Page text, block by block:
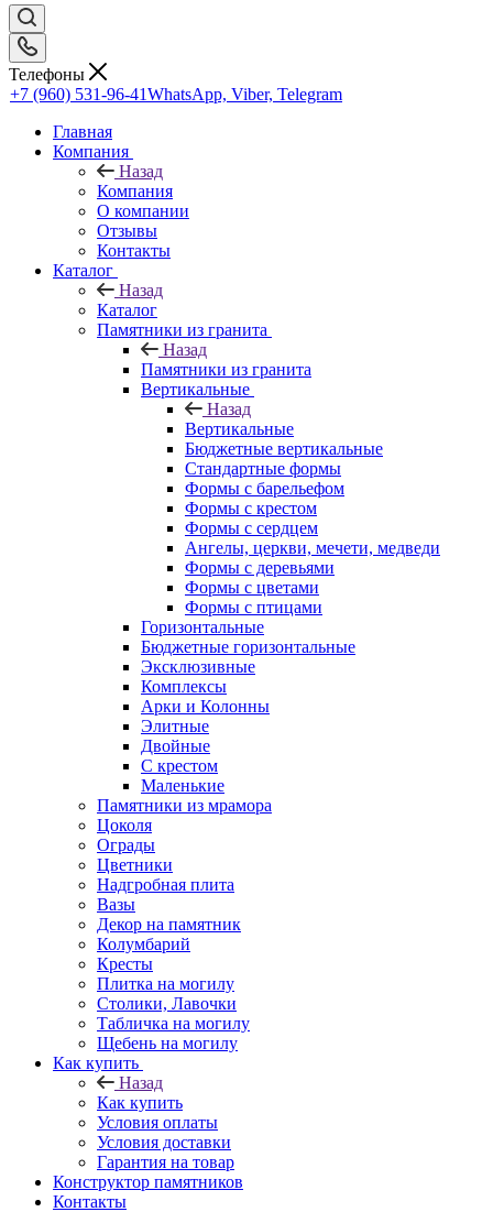
Телефоны
+7 (960) 531-96-41WhatsApp, Viber, Telegram
Главная
Компания
Назад
Компания
О компании
Отзывы
Контакты
Каталог
Назад
Каталог
Памятники из гранита
Назад
Памятники из гранита
Вертикальные
Назад
Вертикальные
Бюджетные вертикальные
Стандартные формы
Формы с барельефом
Формы с крестом
Формы с сердцем
Ангелы, церкви, мечети, медведи
Формы с деревьями
Формы с цветами
Формы с птицами
Горизонтальные
Бюджетные горизонтальные
Эксклюзивные
Комплексы
Арки и Колонны
Элитные
Двойные
С крестом
Маленькие
Памятники из мрамора
Цоколя
Ограды
Цветники
Надгробная плита
Вазы
Декор на памятник
Колумбарий
Кресты
Плитка на могилу
Столики, Лавочки
Табличка на могилу
Щебень на могилу
Как купить
Назад
Как купить
Условия оплаты
Условия доставки
Гарантия на товар
Конструктор памятников
Контакты